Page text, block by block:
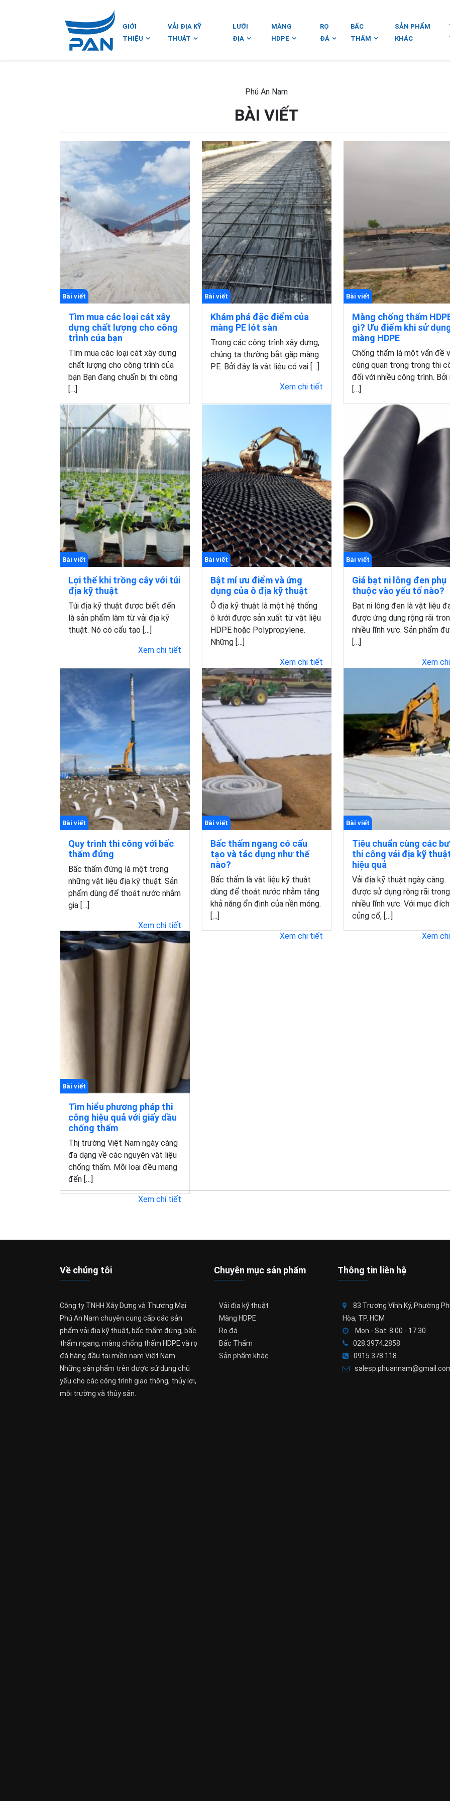
GIỚI
THIỆU
VẢI ĐỊA KỸ
THUẬT
LƯỚI
ĐỊA
MÀNG
HDPE
RỌ
ĐÁ
BẤC
THẤM
SẢN PHẨM
KHÁC
Phú An Nam
BÀI VIẾT
Bài viết
Tìm mua các loại cát xây
dựng chất lượng cho công
trình của bạn
Tìm mua các loại cát xây dựng
chất lượng cho công trình của
bạn Bạn đang chuẩn bị thi công
[…]
Xem chi tiết
Bài viết
Khám phá đặc điểm của
màng PE lót sàn
Trong các công trình xây dựng,
chúng ta thường bắt gặp màng
PE. Bởi đây là vật liệu có vai […]
Xem chi tiết
Bài viết
Màng chống thấm
gì? Ưu điểm khi sử
màng HDPE
Chống thấm là một vấn đề
cùng quan trọng trong thi
đối với nhiều công trình. Bởi
[…]
Bài viết
Lợi thế khi trồng cây với túi
địa kỹ thuật
Túi địa kỹ thuật được biết đến
là sản phẩm làm từ vải địa kỹ
thuật. Nó có cấu tạo […]
Xem chi tiết
Bài viết
Bật mí ưu điểm và ứng
dụng của ô địa kỹ thuật
Ô địa kỹ thuật là một hệ thống
ô lưới được sản xuất từ vật liệu
HDPE hoặc Polypropylene.
Những […]
Xem chi tiết
Bài viết
Giá bạt ni lông đen phụ
thuộc vào yếu tố nào?
Bạt ni lông đen là vật liệu
được ứng dụng rộng rãi
nhiều lĩnh vực. Sản phẩm
[…]
Xem
Bài viết
Quy trình thi công với bấc
thấm đứng
Bấc thấm đứng là một trong
những vật liệu địa kỹ thuật. Sản
phẩm dùng để thoát nước nhằm
gia […]
Xem chi tiết
Bài viết
Bấc thấm ngang có cấu
tạo và tác dụng như thế
nào?
Bấc thấm là vật liệu kỹ thuật
dùng để thoát nước nhằm tăng
khả năng ổn định của nền móng.
[…]
Xem chi tiết
Bài viết
Tiêu chuẩn cùng các
thi công vải địa kỹ
hiệu quả
Vải địa kỹ thuật ngày càng
được sử dụng rộng rãi trong
nhiều lĩnh vực. Với mục đích
củng cố, […]
Xem
Bài viết
Tìm hiểu phương pháp thi
công hiệu quả với giấy dầu
chống thấm
Thị trường Việt Nam ngày càng
đa dạng về các nguyên vật liệu
chống thấm. Mỗi loại đều mang
đến […]
Xem chi tiết
Về chúng tôi
Công ty TNHH Xây Dựng và Thương Mại
Phú An Nam chuyên cung cấp các sản
phẩm vải địa kỹ thuật, bấc thấm đứng, bấc
thấm ngang, màng chống thấm HDPE và rọ
đá hàng đầu tại miền nam Việt Nam.
Những sản phẩm trên được sử dụng chủ
yếu cho các công trình giao thông, thủy lợi,
môi trường và thủy sản.
Chuyên mục sản phẩm
Vải địa kỹ thuật
Màng HDPE
Rọ đá
Bấc Thấm
Sản phẩm khác
Thông tin liên hệ
83 Trương Vĩnh Ký, Phường
Hòa, TP. HCM
Mon - Sat: 8:00 - 17:30
028.3974.2858
0915.378.118